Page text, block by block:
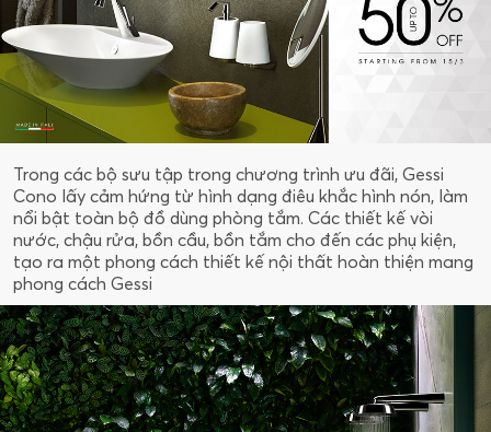
Trong các bộ sưu tập trong chương trình ưu đãi, Gessi
Cono lấy cảm hứng từ hình dạng điêu khắc hình nón, làm
nổi bật toàn bộ đồ dùng phòng tắm. Các thiết kế vòi
nước, chậu rửa, bồn cầu, bồn tắm cho đến các phụ kiện,
tạo ra một phong cách thiết kế nội thất hoàn thiện mang
phong cách Gessi